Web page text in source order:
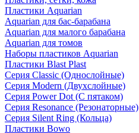
Пластики Aquarian
Aquarian для бас-барабана
Aquarian для малого барабана
Aquarian для томов
Наборы пластиков Aquarian
Пластики Blast Plast
Серия Classic (Однослойные)
Серия Modern (Двухслойные)
Серия Power Dot (С пятаком)
Серия Resonance (Резонаторные)
Серия Silent Ring (Кольца)
Пластики Bowo